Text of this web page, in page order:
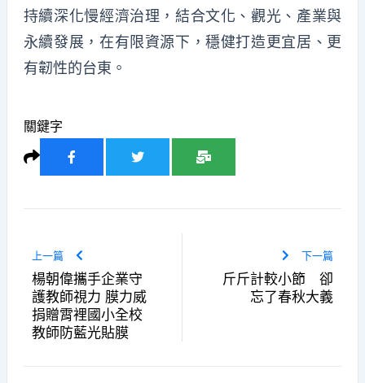
持續深化慢經濟治理，結合文化、觀光、產業與
永續發展，在有限資源下，穩健打造更宜居、更
有韌性的台東。
關鍵字
上一篇
楊朝偉攜手企業守
護教師視力 膜力威
捐贈霄裡國小全校
教師防藍光貼膜
下一篇
斤斤計較小節 卻
忘了春秋大義